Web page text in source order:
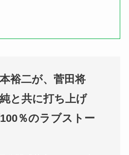
裕二が、菅田将
と共に打ち上げ
％のラブストー